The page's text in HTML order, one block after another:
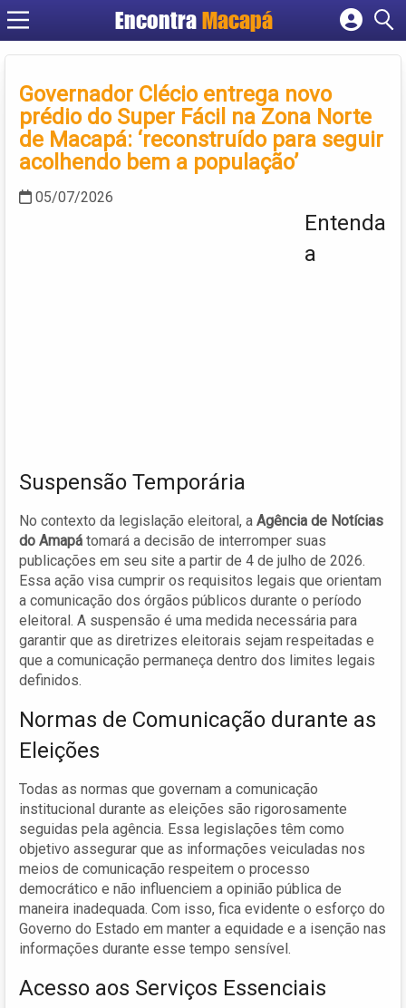
EncontraMacapá
Cadastrar empresa
Criar conta
Governador Clécio entrega novo
prédio do Super Fácil na Zona Norte
de Macapá: ‘reconstruído para seguir
acolhendo bem a população’
05/07/2026
Entenda
a
Suspensão Temporária
No contexto da legislação eleitoral, a Agência de Notícias
do Amapá tomará a decisão de interromper suas
publicações em seu site a partir de 4 de julho de 2026.
Essa ação visa cumprir os requisitos legais que orientam
a comunicação dos órgãos públicos durante o período
eleitoral. A suspensão é uma medida necessária para
garantir que as diretrizes eleitorais sejam respeitadas e
que a comunicação permaneça dentro dos limites legais
definidos.
Normas de Comunicação durante as
Eleições
Todas as normas que governam a comunicação
institucional durante as eleições são rigorosamente
seguidas pela agência. Essa legislações têm como
objetivo assegurar que as informações veiculadas nos
meios de comunicação respeitem o processo
democrático e não influenciem a opinião pública de
maneira inadequada. Com isso, fica evidente o esforço do
Governo do Estado em manter a equidade e a isenção nas
informações durante esse tempo sensível.
Acesso aos Serviços Essenciais